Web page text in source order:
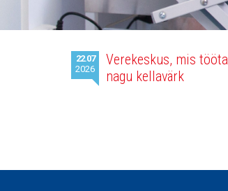
Viimased
uudised
22.07
2026
Verekeskus, mis
nagu kellavärk